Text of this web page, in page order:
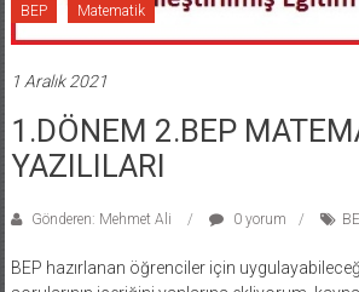
BEP Matematik
1 Aralık 2021
1.DÖNEM 2.BEP
YAZILILARI
Gönderen: Mehmet Ali 0 yorum
BEP hazırlanan öğrenciler için